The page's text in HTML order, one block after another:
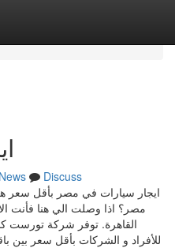
News
Discuss
ايجار سيارات في مصر بأقل
مصر؟ اذا وصلت الي هنا فأنت
القاهرة. توفر شركة تورست
للأفراد و الشركات بأقل سعر بين